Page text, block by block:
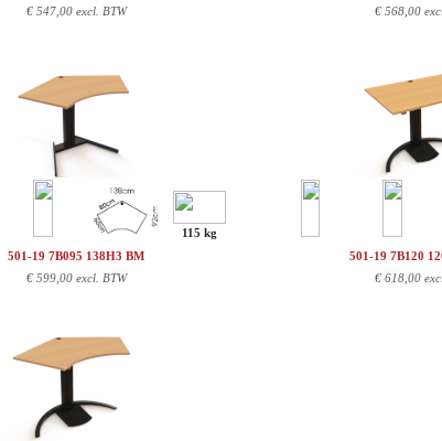
€ 547,00 excl. BTW €568,00
115 kg
501-19 7B095 138H3 BM
€ 599,00 excl. BTW
501-19 7B120
€618,00